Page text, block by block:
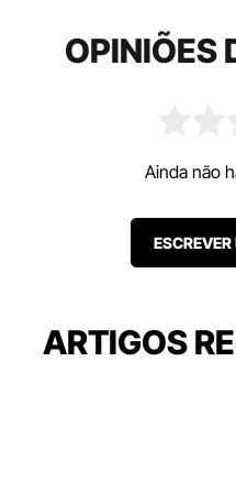
OPINIÕES
Ainda não
ARTIGOS